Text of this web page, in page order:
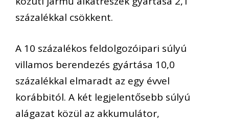
százalékkal csökkent.
A 10 százalékos feldolgozóipari súlyú
villamos berendezés gyártása 10,0
százalékkal elmaradt az egy évvel
korábbitól. A két legjelentősebb súlyú
alágazat közül az akkumulátor,